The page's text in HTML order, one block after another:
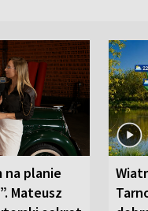
na planie
Mateusz